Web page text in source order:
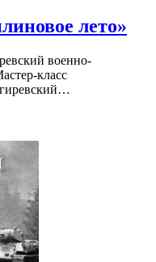
лето»
военно-
класс